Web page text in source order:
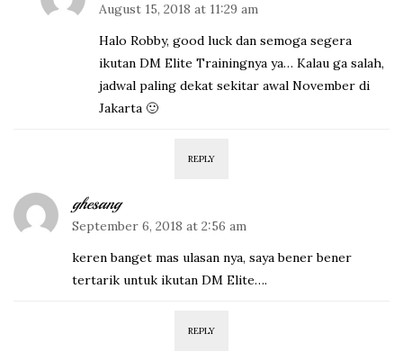
August 15, 2018 at 11:29 am
Halo Robby, good luck dan semoga segera
ikutan DM Elite Trainingnya ya… Kalau ga salah,
jadwal paling dekat sekitar awal November di
Jakarta 🙂
REPLY
ghesang
September 6, 2018 at 2:56 am
keren banget mas ulasan nya, saya bener bener
tertarik untuk ikutan DM Elite….
REPLY